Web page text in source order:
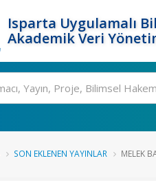
Isparta Uygulamalı
Akademik Veri
SON EKLENEN YAYINLAR MELEK